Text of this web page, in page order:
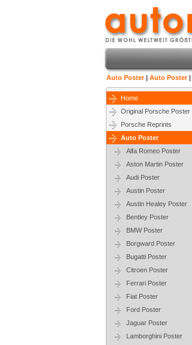
Auto Poster| Auto Poster|
Home
Original Porsche Poster
Porsche Reprints
Auto Poster
Alfa Romeo Poster
Aston Martin Poster
Audi Poster
Austin Poster
Austin Healey Poster
Bentley Poster
BMW Poster
Borgward Poster
Bugatti Poster
Citroen Poster
Ferrari Poster
Fiat Poster
Ford Poster
Jaguar Poster
Lamborghini Poster